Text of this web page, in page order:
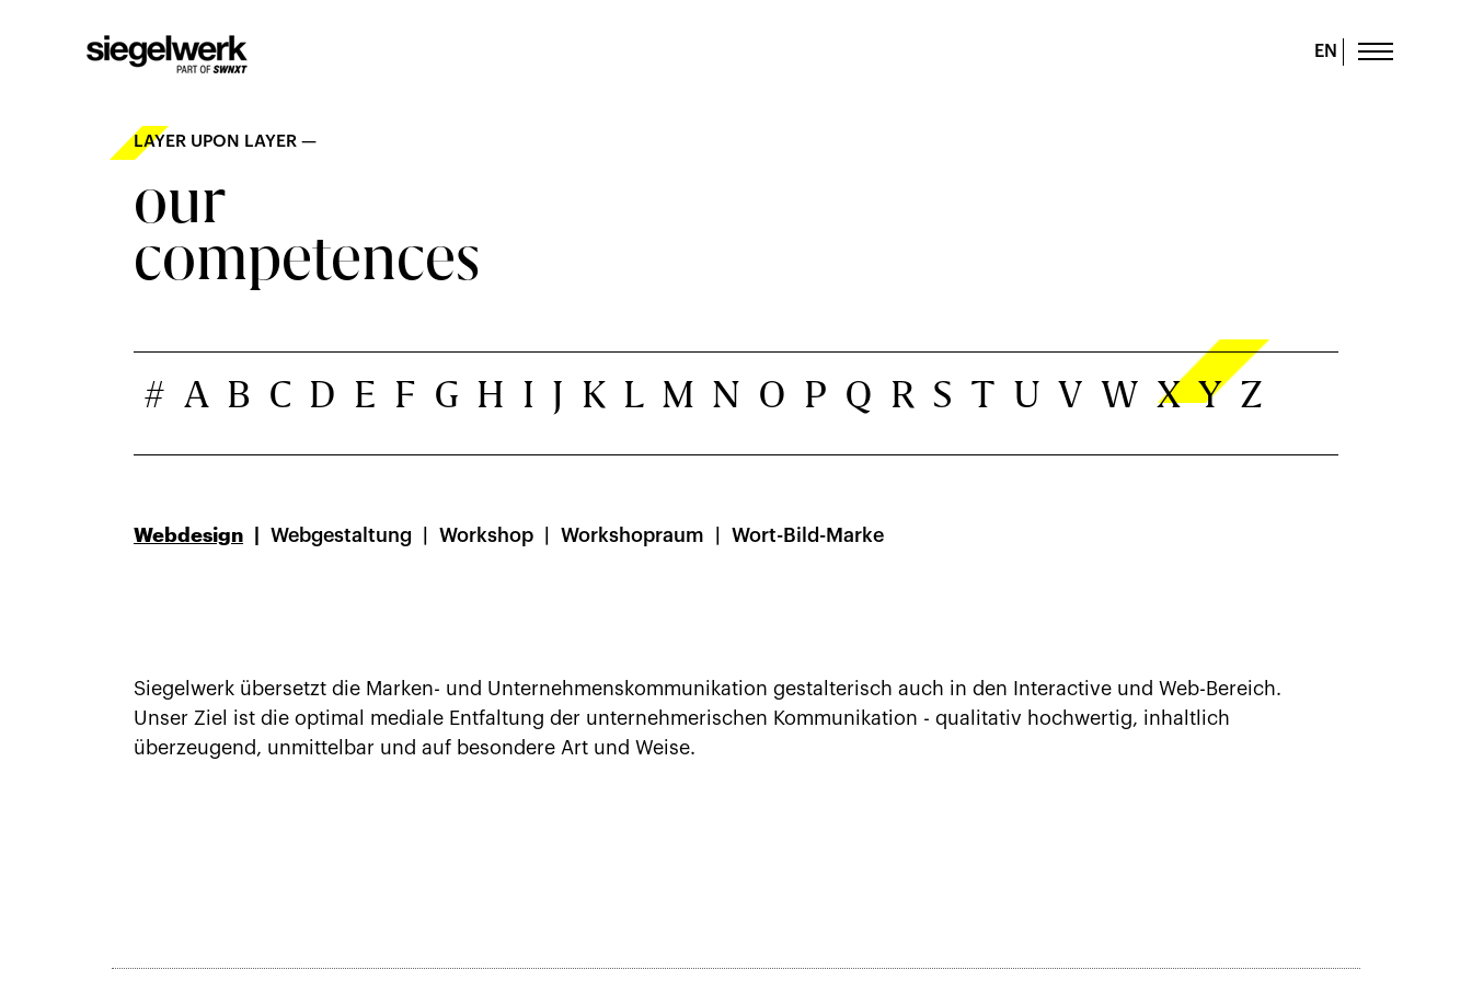
EN
LAYER UPON LAYER —
our
competences
# A B C D E F G H I J K L M N O P Q R S T U V W X Y Z
Webdesign Webgestaltung Workshop Workshopraum Wort-Bild-Marke
Siegelwerk übersetzt die Marken- und Unternehmenskommunikation gestalterisch auch in den Interactive und Web-Bereich.
Unser Ziel ist die optimal mediale Entfaltung der unternehmerischen Kommunikation - qualitativ hochwertig, inhaltlich
überzeugend, unmittelbar und auf besondere Art und Weise.